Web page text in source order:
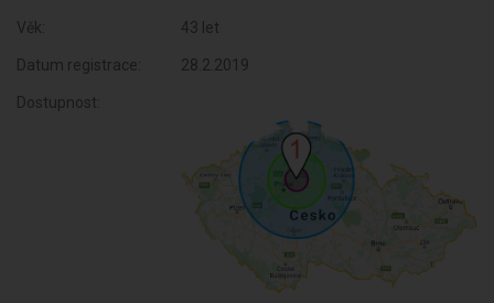
Věk: 43 let
Datum registrace: 28.2.2019
Dostupnost: